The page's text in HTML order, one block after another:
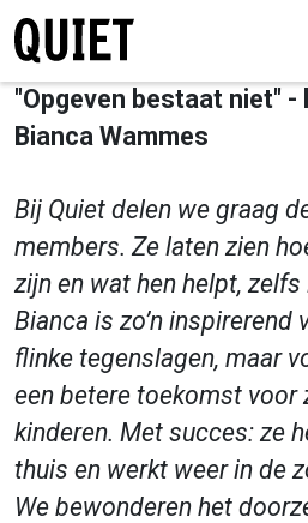
"Opgeven bestaat niet" -
Bianca Wammes
Bij Quiet delen we graag
members. Ze laten zien
zijn en wat hen helpt,
Bianca is zo’n inspirerend
flinke tegenslagen, maar
een betere toekomst voor
kinderen. Met succes: ze
thuis en werkt weer in de
We bewonderen het